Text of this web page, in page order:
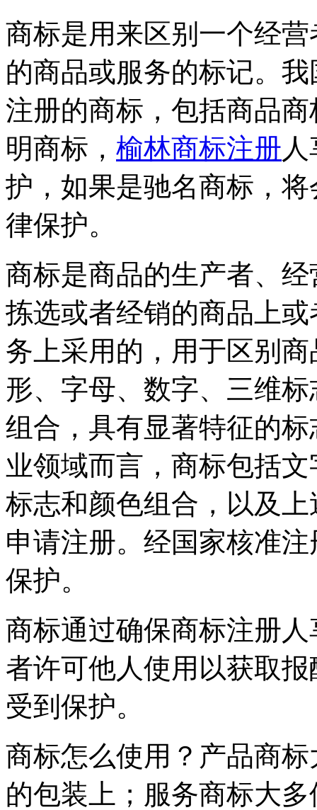
商标是用来区别一个经
的商品或服务的标记。
注册的商标，包括商品
明商标， 榆林商标注册
护，如果是驰名商标，
律保护。
商标是商品的生产者、
拣选或者经销的商品上
务上采用的，用于区别
形、字母、数字、三维
组合，具有显著特征的
业领域而言，商标包括
标志和颜色组合，以及
申请注册。经国家核准
保护。
商标通过确保商标注册
者许可他人使用以获取
受到保护。
商标怎么使用？产品商
的包装上；服务商标大